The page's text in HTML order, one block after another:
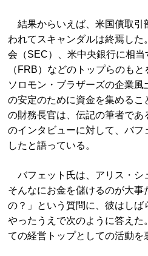
結果からいえば、米国債取引
われてスキャンダルは終焉した
会（SEC）、米中央銀行に相
（FRB）などのトップらのも
ソロモン・ブラザーズの企業
の安定のために資金を集める
の財務長官は、伝記の筆者であ
のインタビューに対して、バフ
したと語っている。
バフェット氏は、アリス・シ
そんなにお金を儲けるのが大事
の？」という質問に、彼はしば
やったうえで次のように答えた
ての経営トップとしての活動を